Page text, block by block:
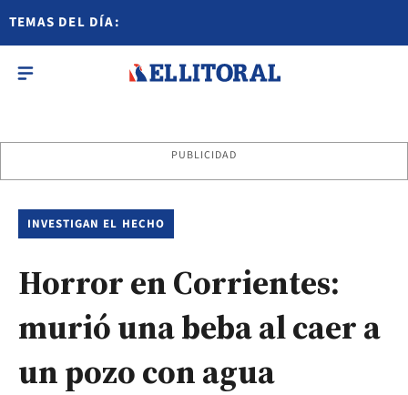
TEMAS DEL DÍA:
PUBLICIDAD
INVESTIGAN EL HECHO
Horror en Corrientes:
murió una beba al caer a
un pozo con agua